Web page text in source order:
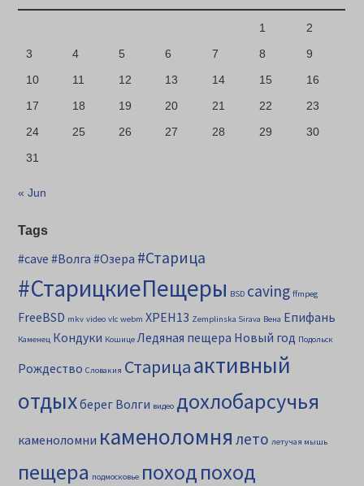
1
2
3
4 5 6 7 8
9
10
11 12 13 14 15
16
17
18 19 20 21 22
23
24
25 26 27 28 29
30
31
« Jun
Tags
#cave #Волга #Озера #Старица
#СтарицкиеПещеры BSD caving ffmpeg
FreeBSD mkv video vlc webm XPEH13 Zemplinska Sirava Вена Епифань
Каменец Кондуки Кошице Ледяная пещера Новый год Подольск
Рождество Словакия Старицаактивный
отдыхберег Волги видео дохлобарсучья
каменоломни каменоломня лето летучая мышь
пещера подмосковье походпоход